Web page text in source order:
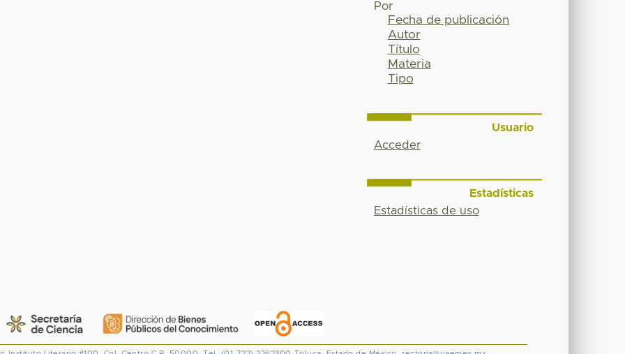
Por
Fecha de publicación
Autor
Título
Materia
Tipo
Usuario
Acceder
Estadísticas
Estadísticas de uso